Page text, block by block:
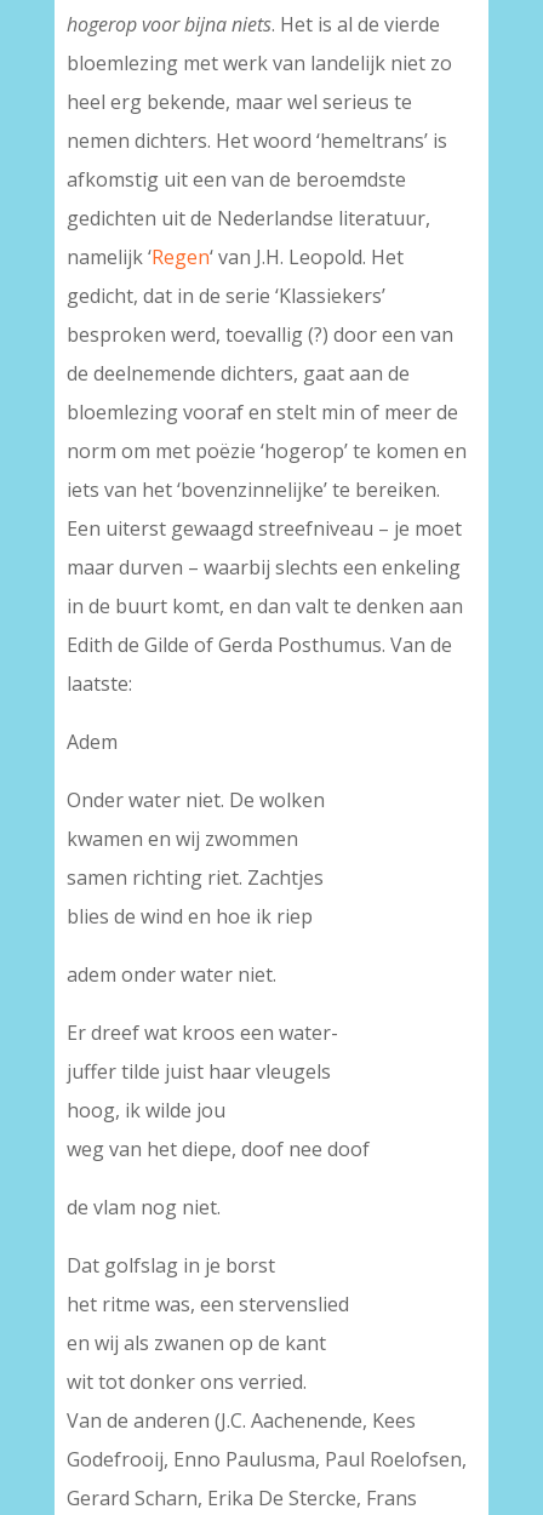
hogerop voor bijna niets. Het is al de vierde
bloemlezing met werk van landelijk niet zo
heel erg bekende, maar wel serieus te
nemen dichters. Het woord ‘hemeltrans’ is
afkomstig uit een van de beroemdste
gedichten uit de Nederlandse literatuur,
namelijk ‘Regen‘ van J.H. Leopold. Het
gedicht, dat in de serie ‘Klassiekers’
besproken werd, toevallig (?) door een van
de deelnemende dichters, gaat aan de
bloemlezing vooraf en stelt min of meer de
norm om met poëzie ‘hogerop’ te komen en
iets van het ‘bovenzinnelijke’ te bereiken.
Een uiterst gewaagd streefniveau – je moet
maar durven – waarbij slechts een enkeling
in de buurt komt, en dan valt te denken aan
Edith de Gilde of Gerda Posthumus. Van de
laatste:
Adem
Onder water niet. De wolken
kwamen en wij zwommen
samen richting riet. Zachtjes
blies de wind en hoe ik riep
adem onder water niet.
Er dreef wat kroos een water-
juffer tilde juist haar vleugels
hoog, ik wilde jou
weg van het diepe, doof nee doof
de vlam nog niet.
Dat golfslag in je borst
het ritme was, een stervenslied
en wij als zwanen op de kant
wit tot donker ons verried.
Van de anderen (J.C. Aachenende, Kees
Godefrooij, Enno Paulusma, Paul Roelofsen,
Gerard Scharn, Erika De Stercke, Frans